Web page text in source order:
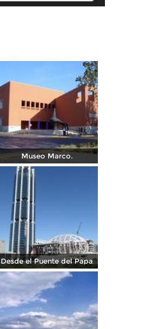
Museo Marco.
Desde el Puente del Papa